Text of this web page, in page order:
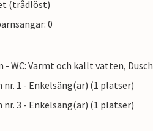
(trådlöst)
0
- WC: Varmt och kallt vatten, Dusch
nr. 1 - Enkelsäng(ar) (1 platser)
nr. 3 - Enkelsäng(ar) (1 platser)